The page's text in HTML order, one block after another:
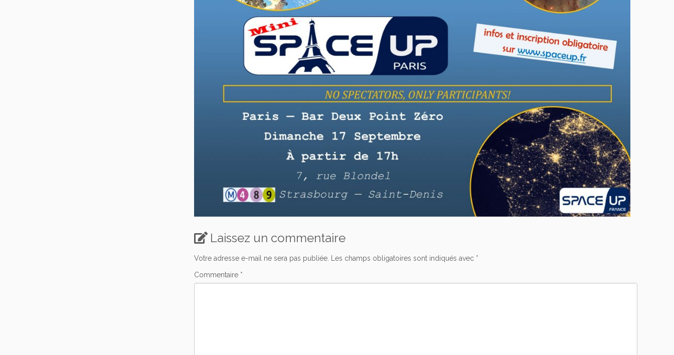
Laissez un commentaire
Votre adresse e-mail ne sera pas publiée. Les champs obligatoires sont indiqués avec *
Commentaire *